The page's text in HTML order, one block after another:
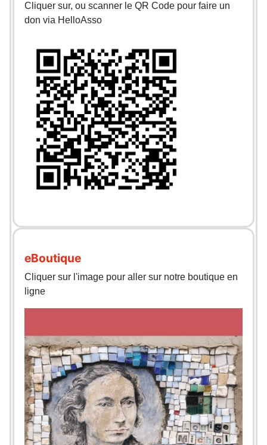
Cliquer sur, ou scanner le QR Code pour faire un
don via HelloAsso
eBoutique
Cliquer sur l'image pour aller sur notre boutique en
ligne